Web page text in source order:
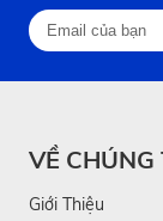
Sử dụng
phần cài
Trong
VỀ CHÚNG
Giới Thiệu